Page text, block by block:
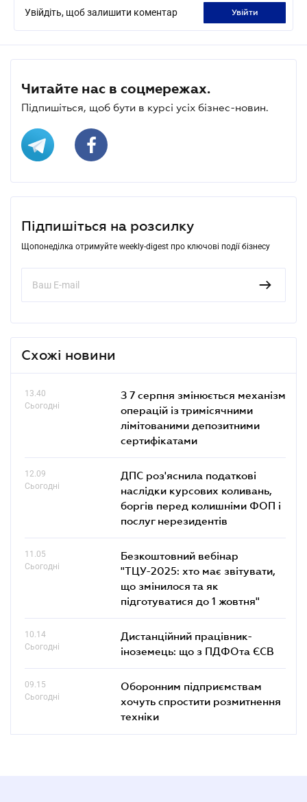
Увійдіть, щоб залишити коментар увійти
Читайте нас в соцмережах.
Підпишіться, щоб бути в курсі усіх бізнес-новин.
Підпишіться на розсилку
Щопонеділка отримуйте weekly-digest про ключові події бізнесу
Схожі новини
13.40
Сьогодні
З 7 серпня змінюється механізм
операцій із тримісячними
лімітованими депозитними
сертифікатами
12.09
Сьогодні
ДПС роз'яснила податкові
наслідки курсових коливань,
боргів перед колишніми ФОП і
послуг нерезидентів
11.05
Сьогодні
Безкоштовний вебінар
"ТЦУ-2025: хто має звітувати,
що змінилося та як
підготуватися до 1 жовтня"
10.14
Сьогодні
Дистанційний працівник-
іноземець: що з ПДФОта ЄСВ
09.15
Сьогодні
Оборонним підприємствам
хочуть спростити розмитнення
техніки